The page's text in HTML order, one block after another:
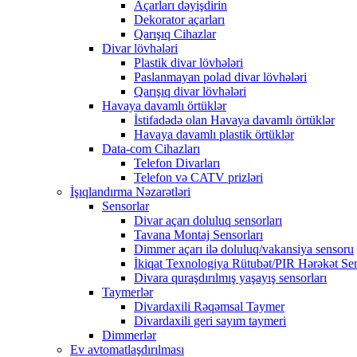
Açarları dəyişdirin
Dekorator açarları
Qarışıq Cihazlar
Divar lövhələri
Plastik divar lövhələri
Paslanmayan polad divar lövhələri
Qarışıq divar lövhələri
Havaya davamlı örtüklər
İstifadədə olan Havaya davamlı örtüklər
Havaya davamlı plastik örtüklər
Data-com Cihazları
Telefon Divarları
Telefon və CATV prizləri
İşıqlandırma Nəzarətləri
Sensorlar
Divar açarı doluluq sensorları
Tavana Montaj Sensorları
Dimmer açarı ilə doluluq/vakansiya sensoru
İkiqat Texnologiya Rütubət/PIR Hərəkət
Divara quraşdırılmış yaşayış sensorları
Taymerlər
Divardaxili Rəqəmsal Taymer
Divardaxili geri sayım taymeri
Dimmerlər
Ev avtomatlaşdırılması